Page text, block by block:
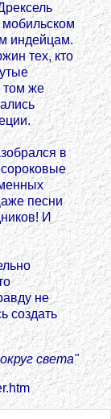
мобильском
индейцам.
тех, кто
том же
в
песни
И
не
создать
света"